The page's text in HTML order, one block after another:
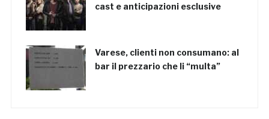
cast e anticipazioni esclusive
Varese, clienti non consumano: al
bar il prezzario che li “multa”